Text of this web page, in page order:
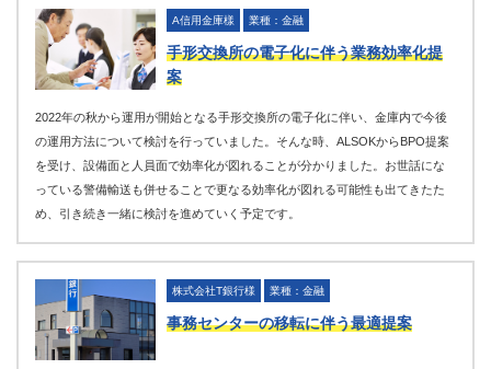
A信用金庫樣 業種：金融
手形交換所の電子化に伴う業務効率化提
案
2022年の秋から運用が開始となる手形交換所の電子化に伴い、金庫内で今後
の運用方法について検討を行っていました。そんな時、ALSOKからBPO提案
を受け、設備面と人員面で効率化が図れることが分かりました。お世話にな
っている警備輸送も併せることで更なる効率化が図れる可能性も出てきたた
め、引き続き一緒に検討を進めていく予定です。
株式会社T銀行様 業種：金融
事務センターの移転に伴う最適提案